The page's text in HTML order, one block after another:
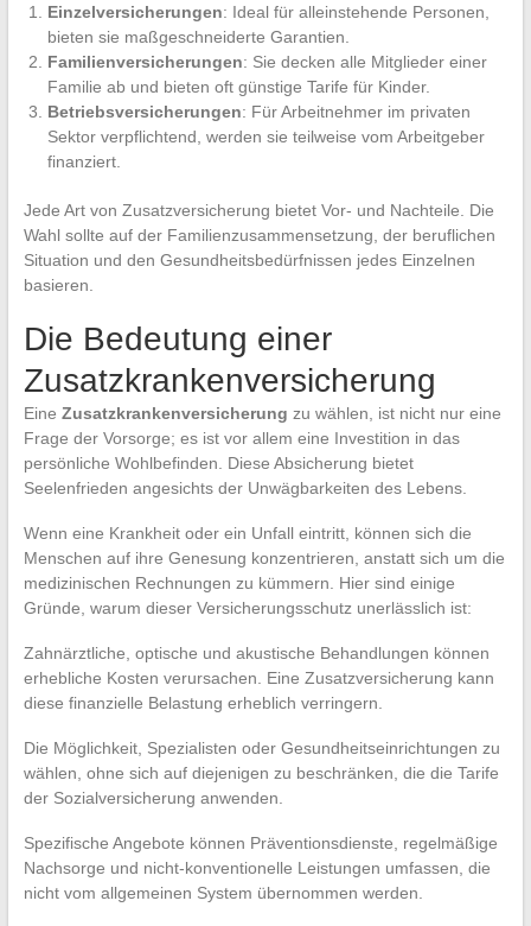
Einzelversicherungen: Ideal für alleinstehende Personen,
bieten sie maßgeschneiderte Garantien.
Familienversicherungen: Sie decken alle Mitglieder einer
Familie ab und bieten oft günstige Tarife für Kinder.
Betriebsversicherungen: Für Arbeitnehmer im privaten
Sektor verpflichtend, werden sie teilweise vom Arbeitgeber
finanziert.
Jede Art von Zusatzversicherung bietet Vor- und Nachteile. Die
Wahl sollte auf der Familienzusammensetzung, der beruflichen
Situation und den Gesundheitsbedürfnissen jedes Einzelnen
basieren.
Die Bedeutung einer
Zusatzkrankenversicherung
Eine Zusatzkrankenversicherung zu wählen, ist nicht nur eine
Frage der Vorsorge; es ist vor allem eine Investition in das
persönliche Wohlbefinden. Diese Absicherung bietet
Seelenfrieden angesichts der Unwägbarkeiten des Lebens.
Wenn eine Krankheit oder ein Unfall eintritt, können sich die
Menschen auf ihre Genesung konzentrieren, anstatt sich um die
medizinischen Rechnungen zu kümmern. Hier sind einige
Gründe, warum dieser Versicherungsschutz unerlässlich ist:
Zahnärztliche, optische und akustische Behandlungen können
erhebliche Kosten verursachen. Eine Zusatzversicherung kann
diese finanzielle Belastung erheblich verringern.
Die Möglichkeit, Spezialisten oder Gesundheitseinrichtungen zu
wählen, ohne sich auf diejenigen zu beschränken, die die Tarife
der Sozialversicherung anwenden.
Spezifische Angebote können Präventionsdienste, regelmäßige
Nachsorge und nicht-konventionelle Leistungen umfassen, die
nicht vom allgemeinen System übernommen werden.